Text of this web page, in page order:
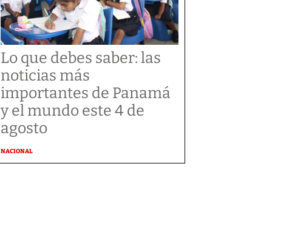
Lo que debes saber: las
noticias más
importantes de Panamá
y el mundo este 4 de
agosto
NACIONAL